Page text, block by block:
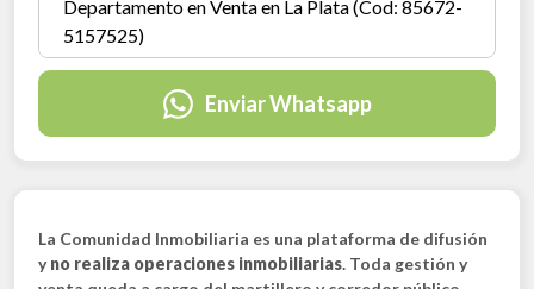
Enviar Whatsapp
La Comunidad Inmobiliaria es una plataforma de difusión
yno realiza operaciones inmobiliarias. Toda gestión y